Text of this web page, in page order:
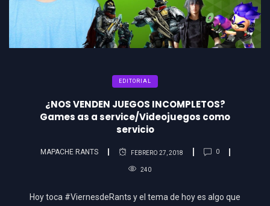
EDITORIAL
¿NOS VENDEN JUEGOS INCOMPLETOS?
Games as a service/Videojuegos como
servicio
MAPACHE RANTS FEBRERO 27, 2018 0
240
Hoy toca #ViernesdeRants y el tema de hoy es algo que